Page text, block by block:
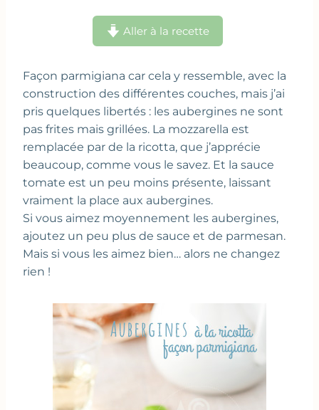
Aller à la recette
Façon parmigiana car cela y ressemble, avec la
construction des différentes couches, mais j’ai
pris quelques libertés : les aubergines ne sont
pas frites mais grillées. La mozzarella est
remplacée par de la ricotta, que j’apprécie
beaucoup, comme vous le savez. Et la sauce
tomate est un peu moins présente, laissant
vraiment la place aux aubergines.
Si vous aimez moyennement les aubergines,
ajoutez un peu plus de sauce et de parmesan.
Mais si vous les aimez bien… alors ne changez
rien !